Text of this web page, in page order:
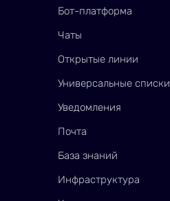
Бот-платформа
Чаты
Открытые линии
Универсальные списки
Уведомления
Почта
База знаний
Инфраструктура